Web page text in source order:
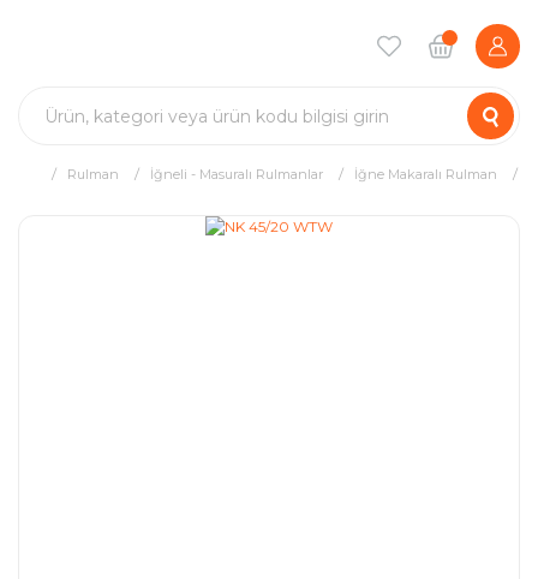
Rulman İğneli - Masuralı Rulmanlar İğne Makaralı Rulman